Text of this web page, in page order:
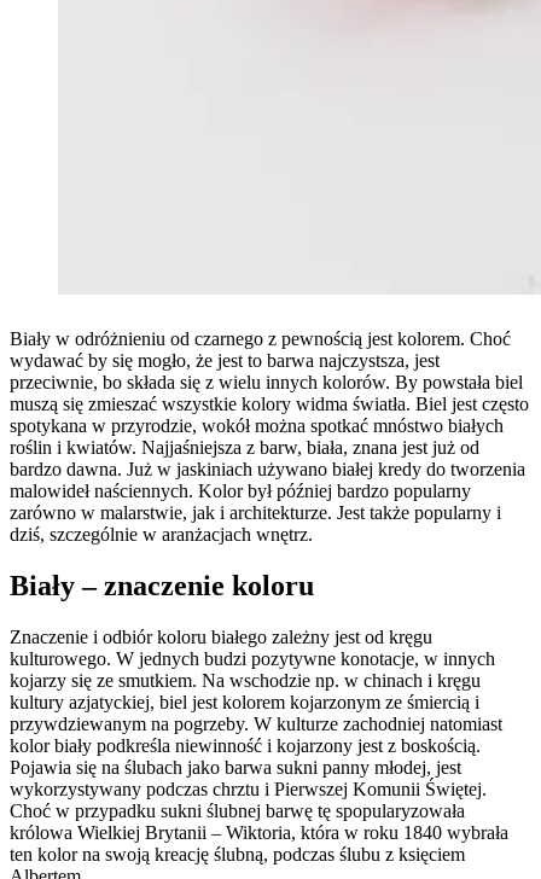
Biały w odróżnieniu od czarnego z pewnością jest kolorem. Choć
wydawać by się mogło, że jest to barwa najczystsza, jest
przeciwnie, bo składa się z wielu innych kolorów. By powstała biel
muszą się zmieszać wszystkie kolory widma światła. Biel jest często
spotykana w przyrodzie, wokół można spotkać mnóstwo białych
roślin i kwiatów. Najjaśniejsza z barw, biała, znana jest już od
bardzo dawna. Już w jaskiniach używano białej kredy do tworzenia
malowideł naściennych. Kolor był później bardzo popularny
zarówno w malarstwie, jak i architekturze. Jest także popularny i
dziś, szczególnie w aranżacjach wnętrz.
Biały – znaczenie koloru
Znaczenie i odbiór koloru białego zależny jest od kręgu
kulturowego. W jednych budzi pozytywne konotacje, w innych
kojarzy się ze smutkiem. Na wschodzie np. w chinach i kręgu
kultury azjatyckiej, biel jest kolorem kojarzonym ze śmiercią i
przywdziewanym na pogrzeby. W kulturze zachodniej natomiast
kolor biały podkreśla niewinność i kojarzony jest z boskością.
Pojawia się na ślubach jako barwa sukni panny młodej, jest
wykorzystywany podczas chrztu i Pierwszej Komunii Świętej.
Choć w przypadku sukni ślubnej barwę tę spopularyzowała
królowa Wielkiej Brytanii – Wiktoria, która w roku 1840 wybrała
ten kolor na swoją kreację ślubną, podczas ślubu z księciem